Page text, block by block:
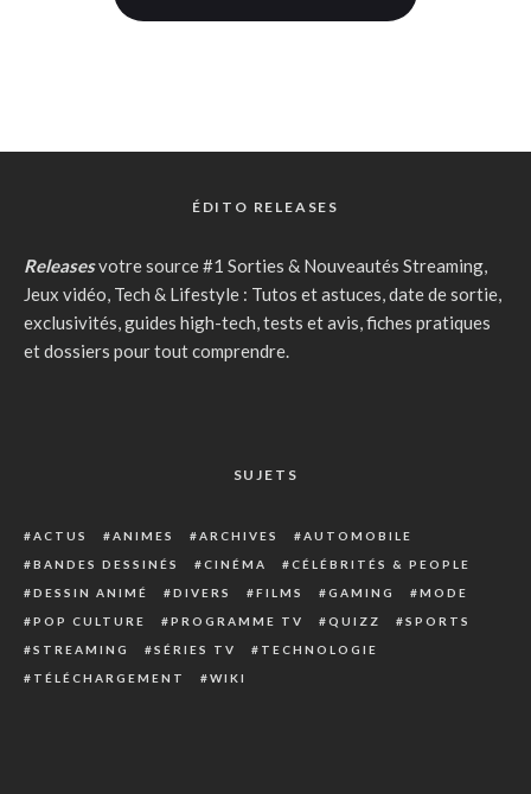
ÉDITO RELEASES
Releasesvotre source #1 Sorties & Nouveautés Streaming,
Jeux vidéo, Tech & Lifestyle : Tutos et astuces, date de sortie,
exclusivités, guides high-tech, tests et avis, fiches pratiques
et dossiers pour tout comprendre.
SUJETS
ACTUS ANIMES ARCHIVES
AUTOMOBILE
BANDES DESSINÉS
CINÉMA
CÉLÉBRITÉS & PEOPLE
DESSIN ANIMÉ
DIVERS FILMS GAMING
MODE
POP CULTURE
PROGRAMME TV QUIZZ
SPORTS
STREAMING
SÉRIES TV
TECHNOLOGIE
TÉLÉCHARGEMENT
WIKI